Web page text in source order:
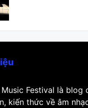
Festival là blog
kiến thức về âm